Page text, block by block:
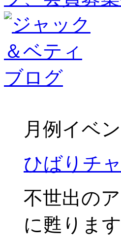
月例イベ
ひばりチ
不世出の
に甦ります